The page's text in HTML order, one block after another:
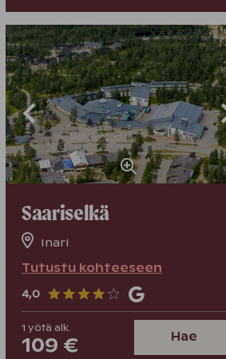
Saariselkä
Inari
Tutustu kohteeseen
4,0
1 yötä alk.
109 € Hae